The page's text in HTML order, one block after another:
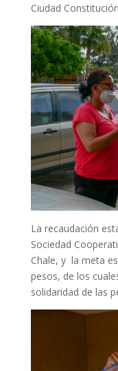
Ciudad
La recaudación
Sociedad
Chale, y la meta
pesos, de los
solidaridad de las